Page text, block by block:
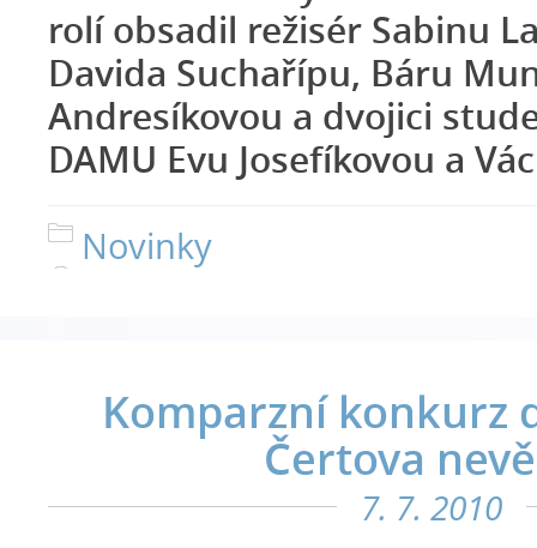
rolí obsadil režisér Sabinu
Davida Suchařípu, Báru
Andresíkovou a dvojici
DAMU Evu Josefíkovou a
Novinky
Komparzní konkurz
Čertova
7. 7. 2010